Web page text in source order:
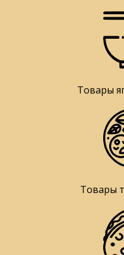
Товары
Товары